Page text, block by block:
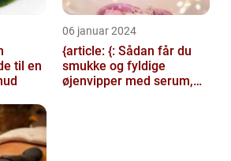
til en
06 januar 2024
{article: {: Sådan får du
smukke og fyldige
øjenvipper med serum,